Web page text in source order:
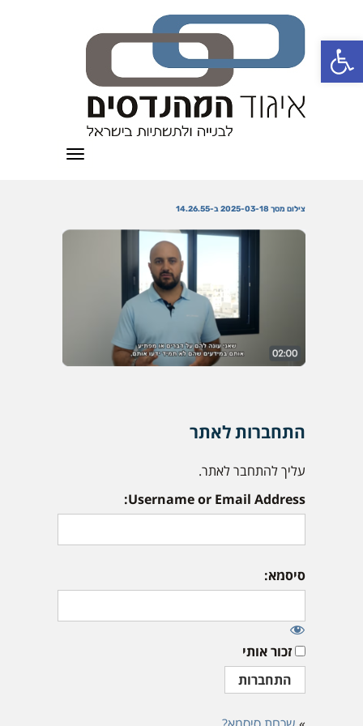
פתח סרגל נגישות
תפריט
צילום מסך 2025-03-18 ב-14.26.55
התחברות לאתר
עליך להתחבר לאתר.
Username or Email Address:
סיסמא:
זכור אותי